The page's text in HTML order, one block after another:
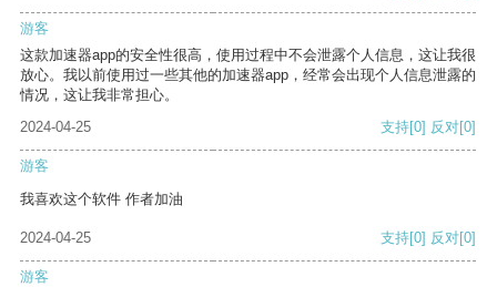
游客
这款加速器app的安全性很高，使用过程中不会泄露个人信息，这让我很
放心。我以前使用过一些其他的加速器app，经常会出现个人信息泄露的
情况，这让我非常担心。
2024-04-25
支持[0] 反对[0]
游客
我喜欢这个软件 作者加油
2024-04-25 支持[0] 反对[0]
游客